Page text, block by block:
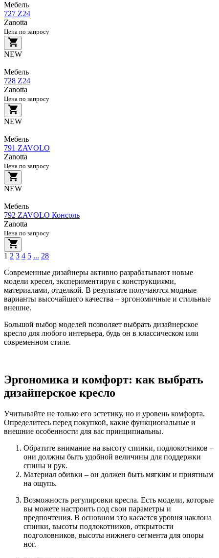
Мебель
727 Z24
Zanotta
Цена по запросу
NEW
Мебель
728 Z24
Zanotta
Цена по запросу
NEW
Мебель
791 ZAVOLO
Zanotta
Цена по запросу
NEW
Мебель
792 ZAVOLO Консоль
Zanotta
Цена по запросу
1 2 3 4 5 ... 28
Современные дизайнеры активно разрабатывают новые
модели кресел, экспериментируя с конструкциями,
материалами, отделкой. В результате получаются модные
варианты высочайшего качества – эргономичные и стильные
внешне.
Большой выбор моделей позволяет выбрать дизайнерское
кресло для любого интерьера, будь он в классическом или
современном стиле.
Эргономика и комфорт: как выбрать
дизайнерское кресло
Учитывайте не только его эстетику, но и уровень комфорта.
Определитесь перед покупкой, какие функциональные и
внешние особенности для вас принципиальны.
Обратите внимание на высоту спинки, подлокотников –
они должны быть удобной величины для поддержки
спины и рук.
Материал обивки – он должен быть мягким и приятным
на ощупь.
Возможность регулировки кресла. Есть модели, которые
вы можете настроить под свои параметры и
предпочтения. В основном это касается уровня наклона
спинки, высоты подлокотников, открытости
подголовников, высоты нижнего сегмента для опоры
ног.